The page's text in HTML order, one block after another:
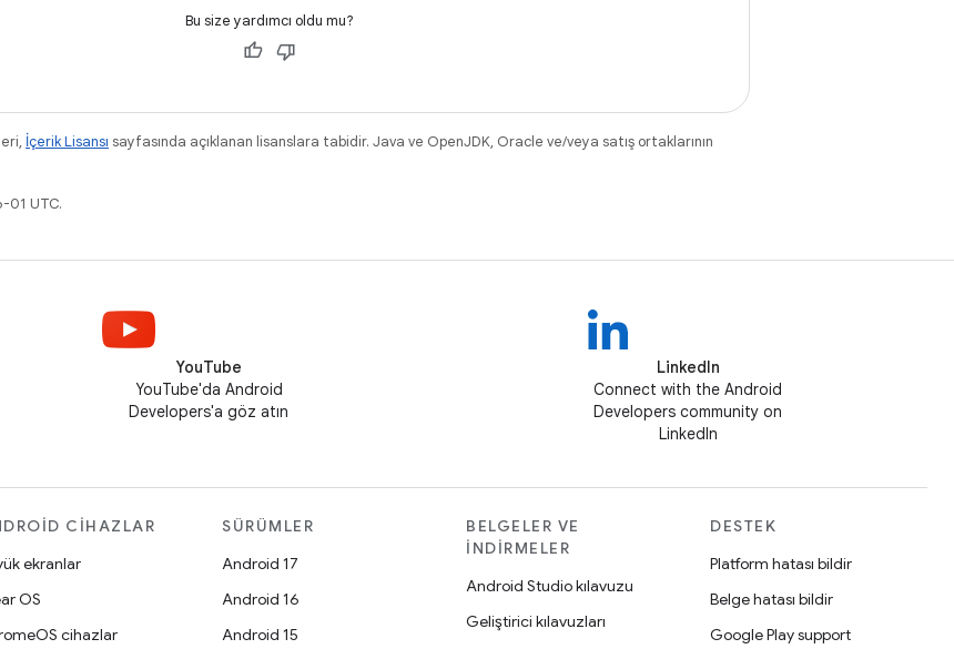
Bu size yardımcı oldu mu?
İçerik Lisansı sayfasında açıklanan lisanslara tabidir. Java ve OpenJDK, Oracle ve/veya satış ortaklarının
01 UTC.
YouTube
YouTube'da Android
Developers'a göz atın
LinkedIn
Connect with the Android
Developers community on
LinkedIn
CIHAZLAR
ekranlar
OS
cihazlar
SÜRÜMLER
Android 17
Android 16
Android 15
BELGELER VE
İNDIRMELER
Android Studio kılavuzu
Geliştirici kılavuzları
DESTEK
Platform hatası bildir
Belge hatası bildir
Google Play support